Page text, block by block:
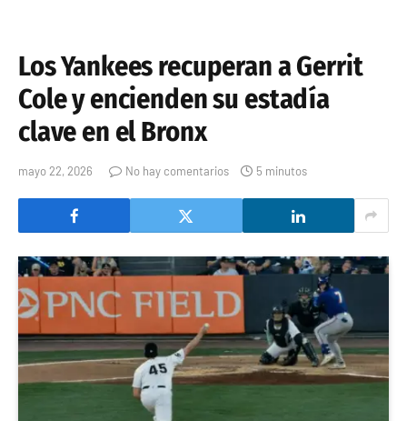
Los Yankees recuperan a Gerrit
Cole y encienden su estadía
clave en el Bronx
mayo 22, 2026 No hay comentarios 5 minutos